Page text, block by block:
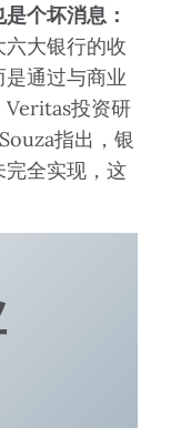
个坏消息：
大银行的收
通过与商业
Veritas投资研
指出，银
全实现，这